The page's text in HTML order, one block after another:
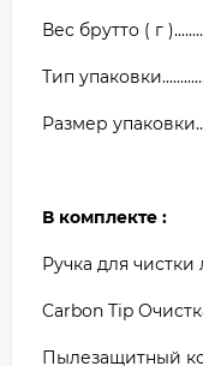
Вес брутто ( г
Тип
Размер
В комплекте :
Ручка для чистки
Carbon Tip
Пылезащитный